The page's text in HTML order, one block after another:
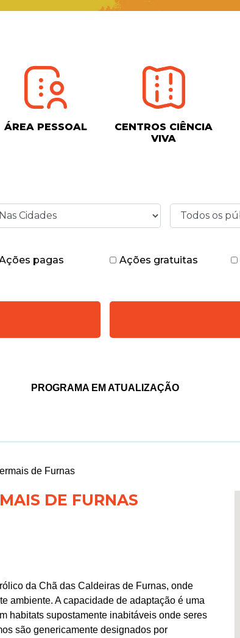
ÁREA PESSOAL
CENTROS CIÊNCIA
VIVA
pagas
Ações gratuitas
PROGRAMA EM ATUALIZAÇÃO
de Furnas
DE FURNAS
da Chã das Caldeiras de Furnas, onde
ambiente. A capacidade de adaptação é uma
habitats supostamente inabitáveis onde seres
são genericamente designados por